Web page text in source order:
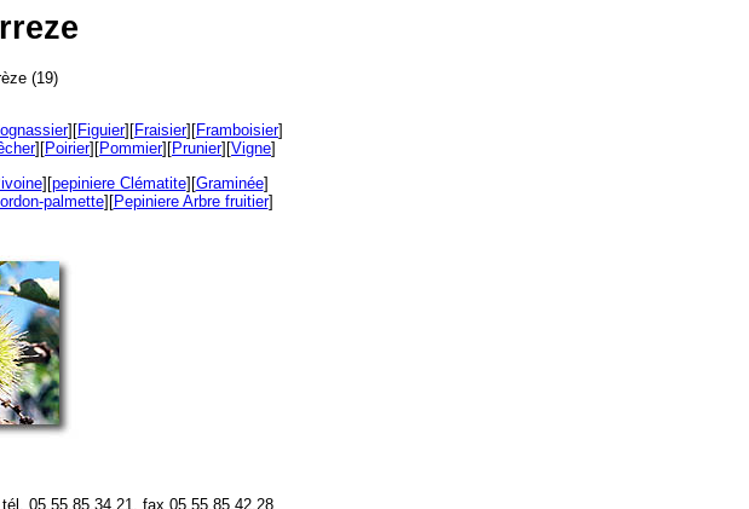
(19)
][Figuier][Fraisier][Framboisier]
][Poirier][Pommier][Prunier][Vigne]
][pepiniere Clématite][Graminée]
palmette][Pepiniere Arbre fruitier]
05.55.85.34.21, fax 05.55.85.42.28